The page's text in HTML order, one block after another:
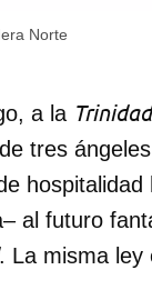
Norte
a la Trinidad
tres
hospitalidad
al futuro
. La misma ley